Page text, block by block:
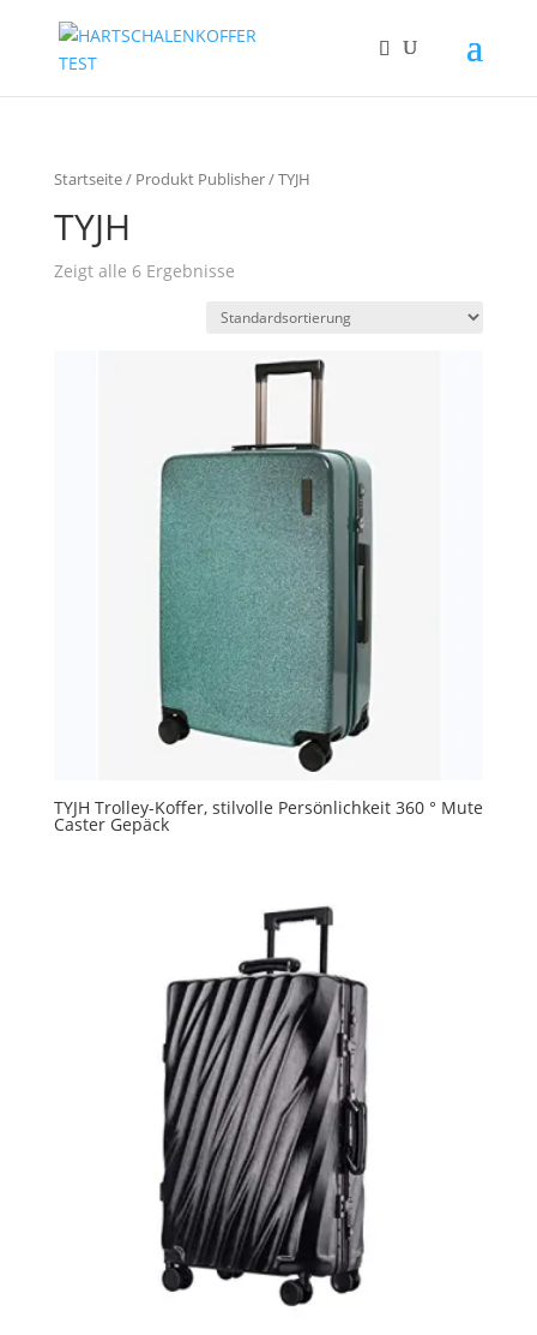
Startseite/ Produkt Publisher / TYJH
TYJH
Zeigt alle 6 Ergebnisse
TYJH Trolley-Koffer, stilvolle Persönlichkeit 360 ° Mute
Caster Gepäck